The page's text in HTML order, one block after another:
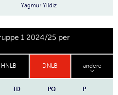
Yagmur Yildiz
1 2024/25 per
HNLB DNLB andere
TD PQ P